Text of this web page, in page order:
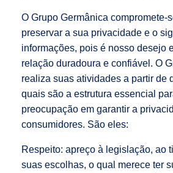
O Grupo Germânica compromete-
preservar a sua privacidade e o
informações, pois é nosso desejo
relação duradoura e confiável. O
realiza suas atividades a partir de
quais são a estrutura essencial
preocupação em garantir a
consumidores. São eles:
Respeito: apreço à legislação, ao
suas escolhas, o qual merece ter